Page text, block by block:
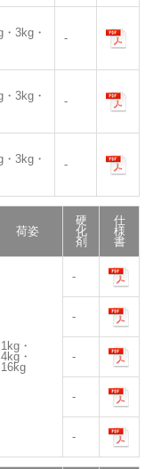
3kg・
-
3kg・
-
3kg・
-
荷姿
硬
化
剤
仕
様
書
1kg・
4kg・
16kg
-
-
-
-
-